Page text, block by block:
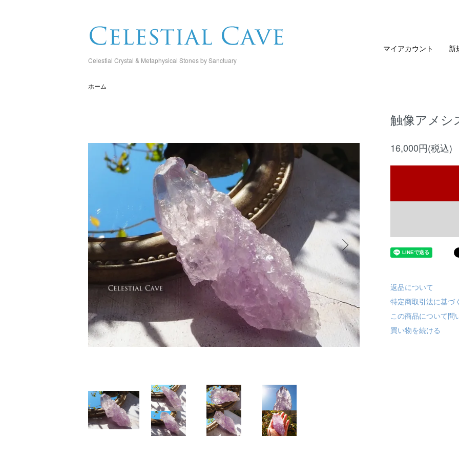
Celestial Crystal & Metaphysical Stones by Sanctuary
マイアカウント 新
ホーム
触像アメシ
16,000円(税込)
返品について
特定商取引法に基づ
この商品について問
買い物を続ける